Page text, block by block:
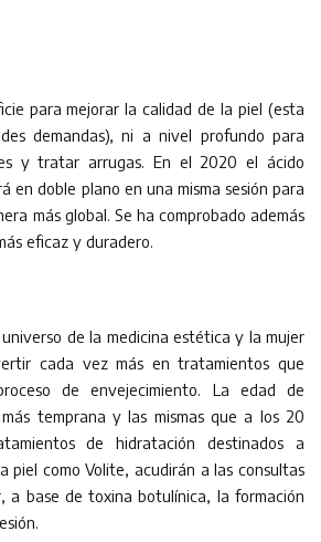
para mejorar la calidad de la piel (esta
demandas), ni a nivel profundo para
y tratar arrugas. En el 2020 el ácido
en doble plano en una misma sesión para
más global. Se ha comprobado además
eficaz y duradero.
de la medicina estética y la mujer
cada vez más en tratamientos que
de envejecimiento. La edad de
temprana y las mismas que a los 20
de hidratación destinados a
piel como Volite, acudirán a las consultas
a base de toxina botulínica, la formación